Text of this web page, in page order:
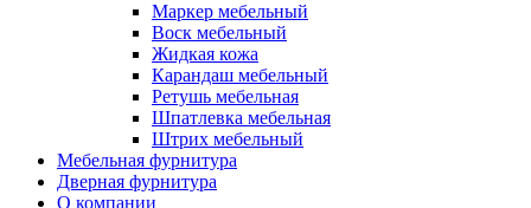
Маркер мебельный
Воск мебельный
Жидкая кожа
Карандаш мебельный
Ретушь мебельная
Шпатлевка мебельная
Штрих мебельный
Мебельная фурнитура
Дверная фурнитура
О компании